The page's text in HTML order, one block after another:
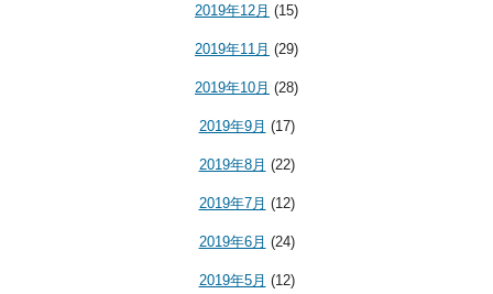
2019年12月 (15)
2019年11月 (29)
2019年10月 (28)
2019年9月 (17)
2019年8月 (22)
2019年7月 (12)
2019年6月 (24)
2019年5月 (12)